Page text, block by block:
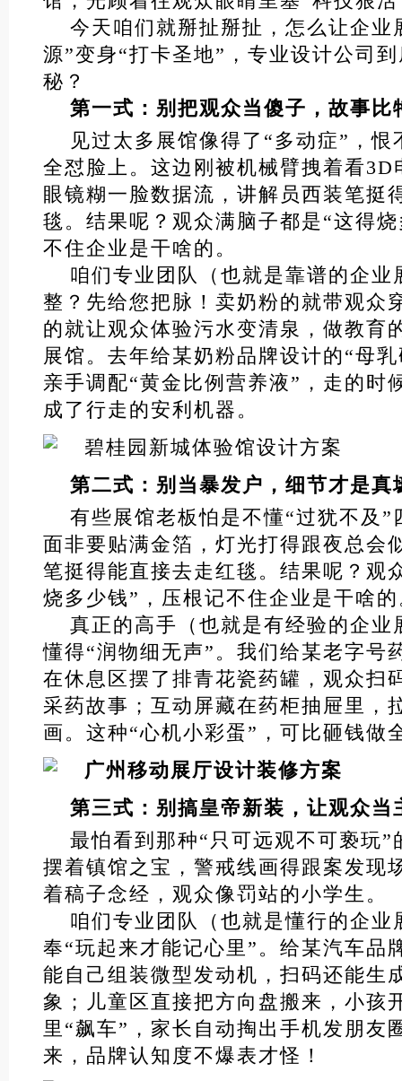
今天咱们就掰扯掰扯，怎么让企业
源”变身“打卡圣地”，专业设计公司
秘？
第一式：别把观众当傻子，故事比
见过太多展馆像得了“多动症”，
全怼脸上。这边刚被机械臂拽着看
眼镜糊一脸数据流，讲解员西装笔挺
毯。结果呢？观众满脑子都是“这得
不住企业是干啥的。
咱们专业团队（也就是靠谱的企业
整？先给您把脉！卖奶粉的就带观众
的就让观众体验污水变清泉，做教育
展馆。去年给某奶粉品牌设计的“母
亲手调配“黄金比例营养液”，走的时
成了行走的安利机器。
第二式：别当暴发户，细节才是真
有些展馆老板怕是不懂“过犹不及”
面非要贴满金箔，灯光打得跟夜总会
笔挺得能直接去走红毯。结果呢？观
烧多少钱”，压根记不住企业是干啥
真正的高手（也就是有经验的企业
懂得“润物细无声”。我们给某老字号
在休息区摆了排青花瓷药罐，观众扫
采药故事；互动屏藏在药柜抽屉里，
画。这种“心机小彩蛋”，可比砸钱做
第三式：别搞皇帝新装，让观众当
最怕看到那种“只可远观不可亵玩”
摆着镇馆之宝，警戒线画得跟案发现
着稿子念经，观众像罚站的小学生。
咱们专业团队（也就是懂行的企业
奉“玩起来才能记心里”。给某汽车品
能自己组装微型发动机，扫码还能生
象；儿童区直接把方向盘搬来，小孩
里“飙车”，家长自动掏出手机发朋友
来，品牌认知度不爆表才怪！